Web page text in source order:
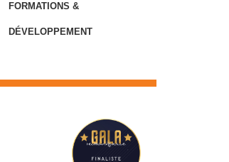
FORMATIONS &
DÉVELOPPEMENT